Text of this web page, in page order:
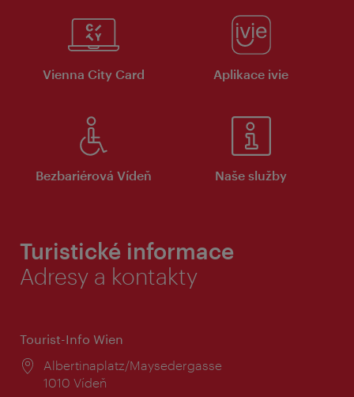
Vienna City Card Aplikace ivie
Bezbariérová Vídeň Naše služby
Turistické informace
Adresy a kontakty
Tourist-Info Wien
Místo:
Albertinaplatz/Maysedergasse
1010 Vídeň